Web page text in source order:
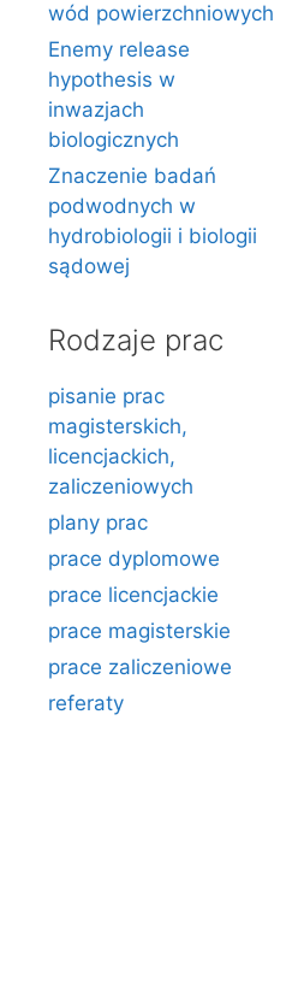
wód powierzchniowych
Enemy release
hypothesis w
inwazjach
biologicznych
Znaczenie badań
podwodnych w
hydrobiologii i biologii
sądowej
Rodzaje prac
pisanie prac
magisterskich,
licencjackich,
zaliczeniowych
plany prac
prace dyplomowe
prace licencjackie
prace magisterskie
prace zaliczeniowe
referaty